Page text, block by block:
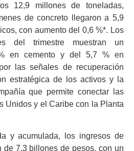
12,9 millones de toneladas,
de concreto llegaron a 5,9
con aumento del 0,6 %*. Los
del trimestre muestran un
en cemento y del 5,7 % en
las señales de recuperación
estratégica de los activos y la
que permite conectar las
Unidos y el Caribe con la Planta
y acumulada, los ingresos de
de 7,3 billones de pesos, con un